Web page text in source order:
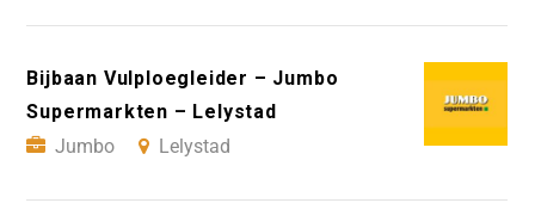
Bijbaan Vulploegleider – Jumbo
Supermarkten – Lelystad
Jumbo
Lelystad